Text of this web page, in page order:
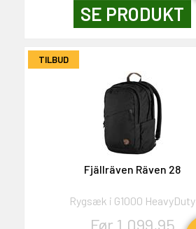
SE PRODUKT
TILBUD
Fjällräven Räven 28
Rygsæk i G1000 HeavyDuty
Før 1.099,95